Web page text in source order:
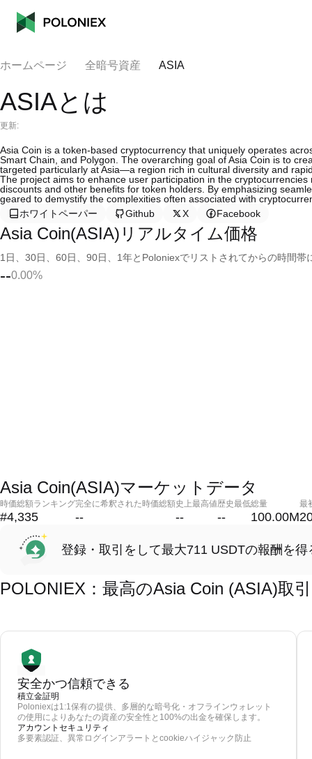
ホームページ 全暗号資産 ASIA
ASIAとは
更新:
Asia Coin is a token-based cryptocurrency that uniquely operates
Smart Chain, and Polygon. The overarching goal of Asia Coin is to
targeted particularly at Asia—a region rich in cultural diversity and
The project aims to enhance user participation in the
discounts and other benefits for token holders. By emphasizing
geared to demystify the complexities often associated with
ホワイトペーパー
Github X Facebook
Asia Coin(ASIA)リアルタイム価格
1日、30日、60日、90日、1年とPoloniexでリストされてからの時間
--0.00%
Asia Coin(ASIA)マーケットデータ
時価総額ランキング
#4,335
完全に希釈された時価総額
--
史上最高値
--
歴史最低
--
総量
100.00M
最
登録・取引をして最大711 USDTの報酬を得
POLONIEX：最高のAsia Coin (ASIA)取
安全かつ信頼できる
積立金証明
Poloniexは1:1保有の提供、多層的な暗号化・オフラインウォレット
の使用によりあなたの資産の安全性と100%の出金を確保します。
アカウントセキュリティ
多要素認証、異常ログインアラートとcookieハイジャック防止